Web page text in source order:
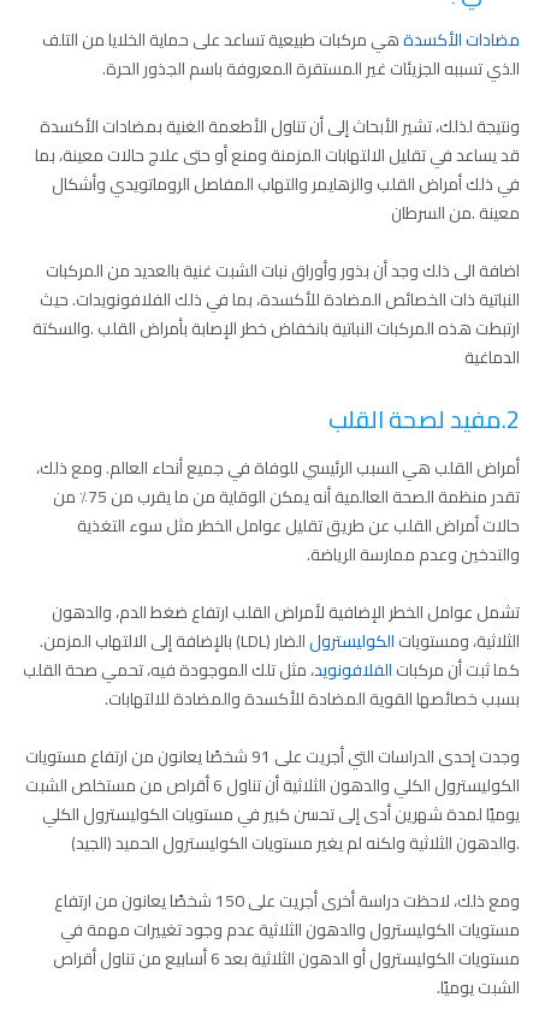
مضادات الأكسدةهي مركبات طبيعية تساعد على حماية الخلايا من التلف
الذي تسببه الجزيئات غير المستقرة المعروفة باسم الجذور الحرة.
ونتيجة لذلك، تشير الأبحاث إلى أن تناول الأطعمة الغنية بمضادات الأكسدة
قد يساعد في تقليل الالتهابات المزمنة ومنع أو حتى علاج حالات معينة، بما
في ذلك أمراض القلب والزهايمر والتهاب المفاصل الروماتويدي وأشكال
معينة .من السرطان
اضافة الى ذلك وجد أن بذور وأوراق نبات الشبت غنية بالعديد من المركبات
النباتية ذات الخصائص المضادة للأكسدة، بما في ذلك الفلافونويدات. حيث
ارتبطت هذه المركبات النباتية بانخفاض خطر الإصابة بأمراض القلب .والسكتة
الدماغية
2.مفيد لصحة القلب
أمراض القلب هي السبب الرئيسي للوفاة في جميع أنحاء العالم. ومع ذلك،
تقدر منظمة الصحة العالمية أنه يمكن الوقاية من ما يقرب من 75٪ من
حالات أمراض القلب عن طريق تقليل عوامل الخطر مثل سوء التغذية
والتدخين وعدم ممارسة الرياضة.
تشمل عوامل الخطر الإضافية لأمراض القلب ارتفاع ضغط الدم، والدهون
الثلاثية، ومستوياتالكوليسترول
الضار (LDL) بالإضافة إلى الالتهاب المزمن.
كما ثبت أن مركباتالفلافونويد، مثل تلك الموجودة فيه، تحمي صحة القلب
بسبب خصائصها القوية المضادة للأكسدة والمضادة للالتهابات.
وجدت إحدى الدراسات التي أجريت على 91 شخصًا يعانون من ارتفاع مستويات
الكوليسترول الكلي والدهون الثلاثية أن تناول 6 أقراص من مستخلص الشبت
يوميًا لمدة شهرين أدى إلى تحسن كبير في مستويات الكوليسترول الكلي
.والدهون الثلاثية ولكنه لم يغير مستويات الكوليسترول الحميد (الجيد)
ومع ذلك، لاحظت دراسة أخرى أجريت على 150 شخصًا يعانون من ارتفاع
مستويات الكوليسترول والدهون الثلاثية عدم وجود تغييرات مهمة في
مستويات الكوليسترول أو الدهون الثلاثية بعد 6 أسابيع من تناول أقراص
الشبت يوميًا.